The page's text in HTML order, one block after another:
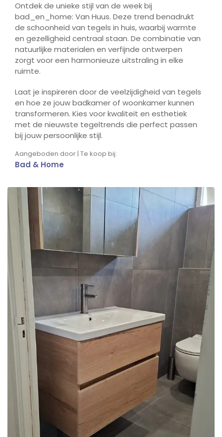
Ontdek de unieke stijl van de week bij
bad_en_home: Van Huus. Deze trend benadrukt
de schoonheid van tegels in huis, waarbij warmte
en gezelligheid centraal staan. De combinatie van
natuurlijke materialen en verfijnde ontwerpen
zorgt voor een harmonieuze uitstraling in elke
ruimte.
Laat je inspireren door de veelzijdigheid van tegels
en hoe ze jouw badkamer of woonkamer kunnen
transformeren. Kies voor kwaliteit en esthetiek
met de nieuwste tegeltrends die perfect passen
bij jouw persoonlijke stijl.
Aangeboden door | Te koop bij:
Bad & Home